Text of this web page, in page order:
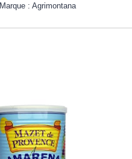
Marque : Agrimontana